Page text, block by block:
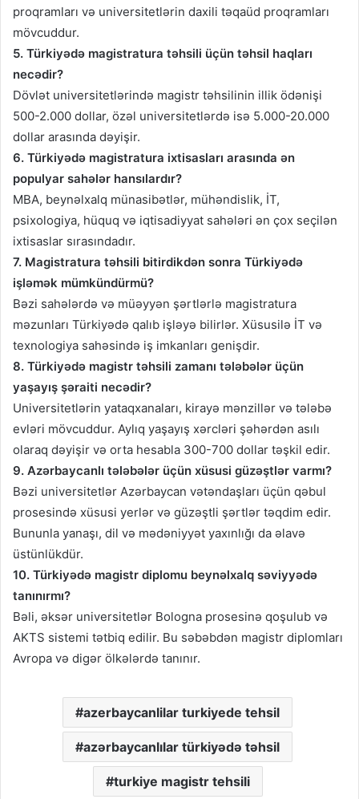
proqramları və universitetlərin daxili təqaüd proqramları
mövcuddur.
5. Türkiyədə magistratura təhsili üçün təhsil haqları
necədir?
Dövlət universitetlərində magistr təhsilinin illik ödənişi
500-2.000 dollar, özəl universitetlərdə isə 5.000-20.000
dollar arasında dəyişir.
6. Türkiyədə magistratura ixtisasları arasında ən
populyar sahələr hansılardır?
MBA, beynəlxalq münasibətlər, mühəndislik, İT,
psixologiya, hüquq və iqtisadiyyat sahələri ən çox seçilən
ixtisaslar sırasındadır.
7. Magistratura təhsili bitirdikdən sonra Türkiyədə
işləmək mümkündürmü?
Bəzi sahələrdə və müəyyən şərtlərlə magistratura
məzunları Türkiyədə qalıb işləyə bilirlər. Xüsusilə İT və
texnologiya sahəsində iş imkanları genişdir.
8. Türkiyədə magistr təhsili zamanı tələbələr üçün
yaşayış şəraiti necədir?
Universitetlərin yataqxanaları, kirayə mənzillər və tələbə
evləri mövcuddur. Aylıq yaşayış xərcləri şəhərdən asılı
olaraq dəyişir və orta hesabla 300-700 dollar təşkil edir.
9. Azərbaycanlı tələbələr üçün xüsusi güzəştlər varmı?
Bəzi universitetlər Azərbaycan vətəndaşları üçün qəbul
prosesində xüsusi yerlər və güzəştli şərtlər təqdim edir.
Bununla yanaşı, dil və mədəniyyət yaxınlığı da əlavə
üstünlükdür.
10. Türkiyədə magistr diplomu beynəlxalq səviyyədə
tanınırmı?
Bəli, əksər universitetlər Bologna prosesinə qoşulub və
AKTS sistemi tətbiq edilir. Bu səbəbdən magistr diplomları
Avropa və digər ölkələrdə tanınır.
azerbaycanlilar turkiyede tehsil
azərbaycanlılar türkiyədə təhsil
turkiye magistr tehsili